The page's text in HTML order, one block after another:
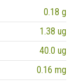
0.18 g
1.38 ug
40.0 ug
0.16 mg